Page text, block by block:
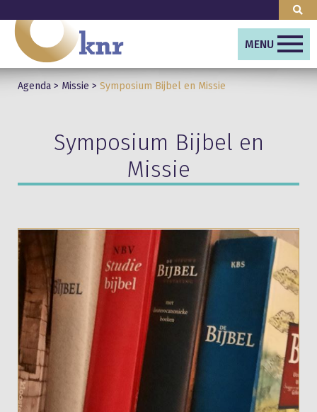
MENU
Agenda > Missie > Symposium Bijbel en Missie
Symposium Bijbel en
Missie